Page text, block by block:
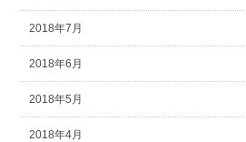
2018年7月
2018年6月
2018年5月
2018年4月